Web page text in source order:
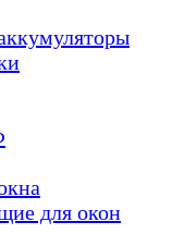
для окон